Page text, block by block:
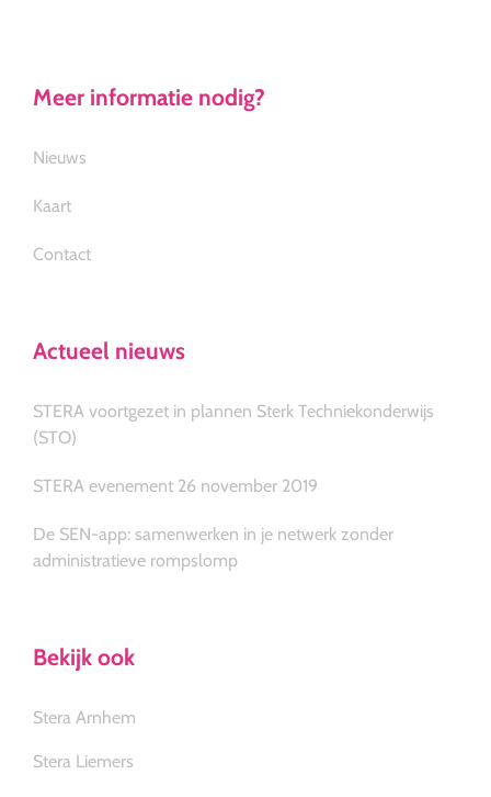
Meer informatie nodig?
Nieuws
Kaart
Contact
Actueel nieuws
STERA voortgezet in plannen Sterk Techniekonderwijs
(STO)
STERA evenement 26 november 2019
De SEN-app: samenwerken in je netwerk zonder
administratieve rompslomp
Bekijk ook
Stera Arnhem
Stera Liemers